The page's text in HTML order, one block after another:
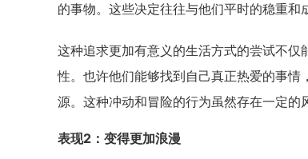
的事物。这些决定往往与他们平时的稳重和
这种追求更加有意义的生活方式的尝试不
性。也许他们能够找到自己真正热爱的事
源。这种冲动和冒险的行为虽然存在一定的
表现2：变得更加浪漫